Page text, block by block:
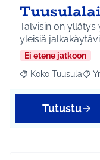
Talvisin on yllätys
yleisiä
Ei etene jatkoon
Rajaa tulokset
Koko Tuusula
Tutustu